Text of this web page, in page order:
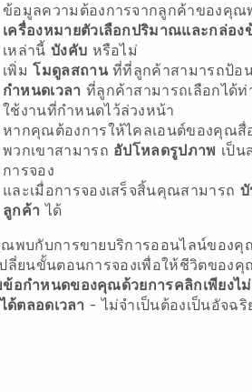
ข้อมูลความต้องการจากลูกค้าของคุณ
เครื่องหมายตัวเลือกปริมาณและกล่อง
เหล่านี้ บังคับ หรือไม่
เพิ่มโมดูลสถานที่ที่ลูกค้าสามารถป้อ
กำหนดเวลา ที่ลูกค้าสามารถเลือกได้
ใช้งานที่กำหนดไว้ล่วงหน้า
หากคุณต้องการให้ไคลเอนต์ของคุณ
พวกเขาสามารถ อัปโหลดรูปภาพ เป็
การจอง
และเมื่อการจองเสร็จสิ้นคุณสามารถ
ลูกค้า ได้
ณพบกับการขายบริการออนไลน์ของ
ปลี่ยนขั้นตอนการจองเพื่อให้ชีวิตของ
ข้อกำหนดของคุณด้วยการคลิกเพียงไ
ด้ตลอดเวลา - ไม่จำเป็นต้องเป็นอัจฉริ